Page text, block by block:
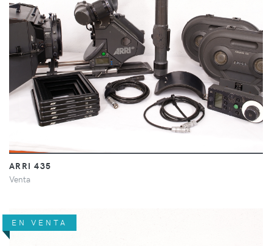
ARRI 435
Venta
EN VENTA